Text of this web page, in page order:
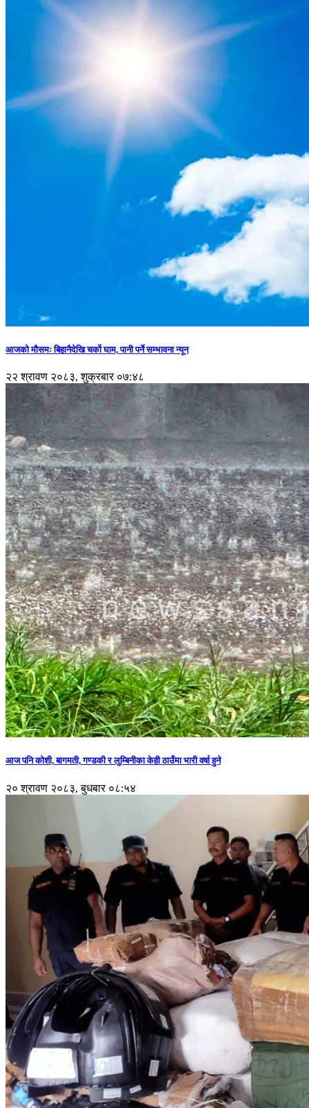
आजको मौसमः बिहानैदेखि चर्को घाम, पानी पर्ने सम्भावना न्यून
२२ श्रावण २०८३, शुक्रबार ०७:४८
आज पनि कोशी, बागमती, गण्डकी र लुम्बिनीका केही ठाउँमा भारी वर्षा हुने
२० श्रावण २०८३, बुधबार ०८:५४